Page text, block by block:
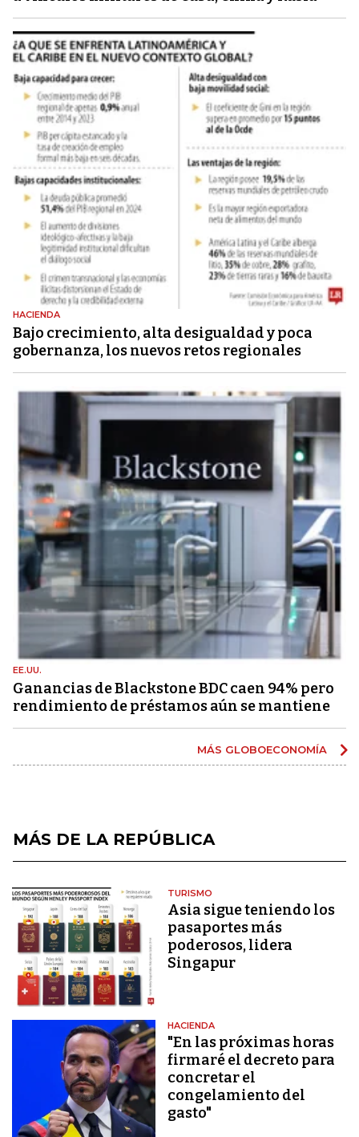
HACIENDA
Bajo crecimiento, alta desigualdad y poca
gobernanza, los nuevos retos regionales
EE.UU.
Ganancias de Blackstone BDC caen 94% pero
rendimiento de préstamos aún se mantiene
MÁS GLOBOECONOMÍA
MÁS DE LA REPÚBLICA
TURISMO
Asia sigue teniendo los
pasaportes más
poderosos, lidera
Singapur
HACIENDA
"En las próximas horas
firmaré el decreto para
concretar el
congelamiento del
gasto"